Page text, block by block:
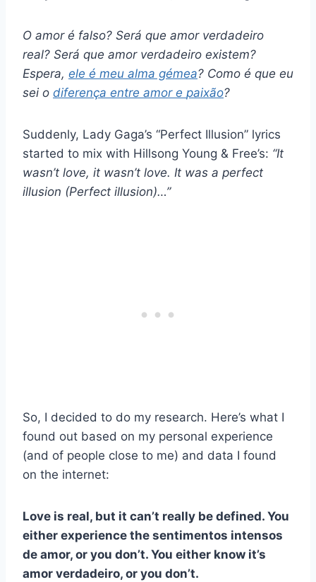
O amor é falso? Será que amor verdadeiro
real? Será que amor verdadeiro existem?
Espera, ele é meu alma gémea? Como é que eu
sei o diferença entre amor e paixão?
Suddenly, Lady Gaga’s “Perfect Illusion” lyrics
started to mix with Hillsong Young & Free’s: “It
wasn’t love, it wasn’t love. It was a perfect
illusion (Perfect illusion)…”
So, I decided to do my research. Here’s what I
found out based on my personal experience
(and of people close to me) and data I found
on the internet:
Love is real, but it can’t really be defined. You
either experience the sentimentos intensos
de amor, or you don’t. You either know it’s
amor verdadeiro, or you don’t.